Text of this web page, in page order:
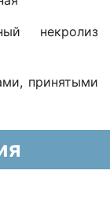
некролиз
принятыми